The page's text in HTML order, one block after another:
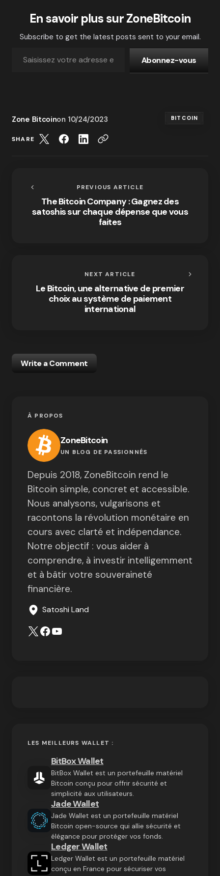
En savoir plus sur ZoneBitcoin
Subscribe to get the latest posts sent to your email.
Abonnez-vous
Zone Bitcoinon 10/24/2023 BITCOIN
SHARE
PREVIOUS ARTICLE
The Bitcoin Company : Gagnez des
satoshis sur chaque dépense que vous
faites
NEXT ARTICLE
Le Bitcoin, une alternative de premier
choix au système de paiement
international
Write a Comment
À PROPOS
ZoneBitcoin
UN BLOG DE PASSIONNÉS
Depuis 2018, ZoneBitcoin rend le
Bitcoin simple, concret et accessible.
Nous analysons, vulgarisons et
racontons la révolution monétaire en
cours avec clarté et indépendance.
Notre objectif : vous aider à
comprendre, à investir intelligemment
et à bâtir votre souveraineté
financière.
Satoshi Land
LES MEILLEURS WALLET :
BitBox Wallet
BitBox Wallet est un portefeuille matériel
Bitcoin conçu pour offrir sécurité et
simplicité aux utilisateurs.
Jade Wallet
Jade Wallet est un portefeuille matériel
Bitcoin open-source qui allie sécurité et
élégance pour protéger vos fonds.
Ledger Wallet
Ledger Wallet est un portefeuille matériel
conçu en France pour sécuriser vos